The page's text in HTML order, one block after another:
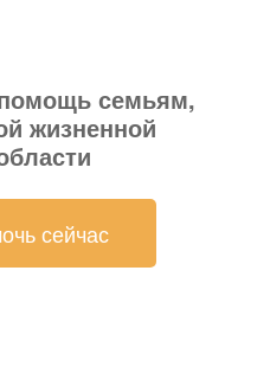
семьям,
жизненной
сейчас